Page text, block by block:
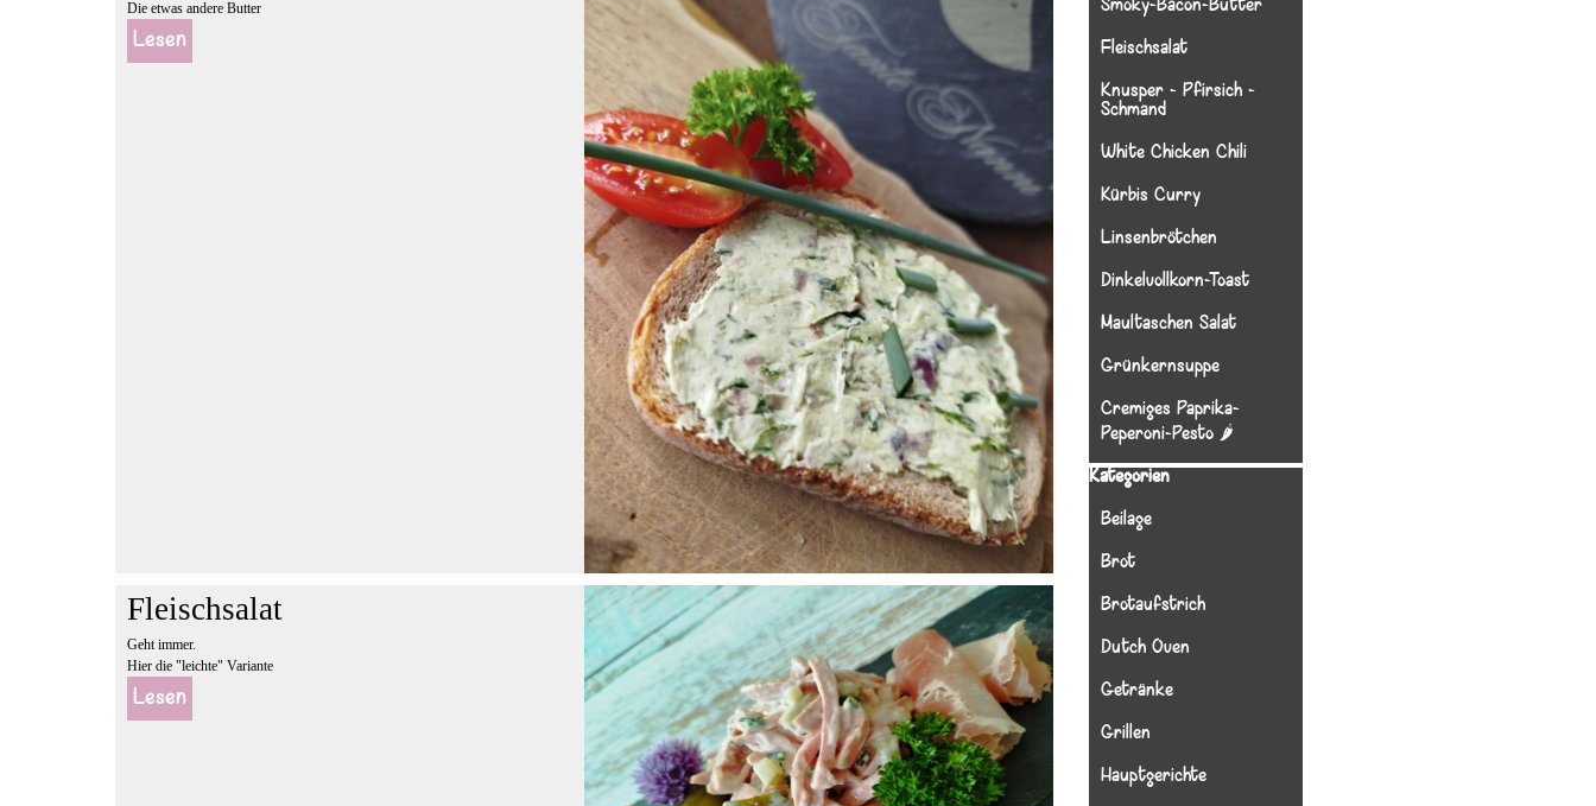
Die etwas andere Butter
Lesen
Fleischsalat
Geht immer.
Hier die "leichte" Variante
Lesen
Smoky-Bacon-Butter
Fleischsalat
Knusper - Pfirsich -
Schmand
White Chicken Chili
Kürbis Curry
Linsenbrötchen
Dinkelvollkorn-Toast
Maultaschen Salat
Grünkernsuppe
Cremiges Paprika-
Peperoni-Pesto 🌶️
Block überspringen Kategorien
Kategorien
Beilage
Brot
Brotaufstrich
Dutch Oven
Getränke
Grillen
Hauptgerichte